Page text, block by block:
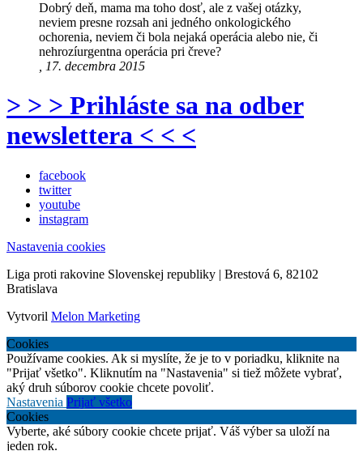
Dobrý deň, mama ma toho dosť, ale z vašej otázky,
neviem presne rozsah ani jedného onkologického
ochorenia, neviem či bola nejaká operácia alebo nie, či
nehrozíurgentna operácia pri čreve?
, 17. decembra 2015
> > > Prihláste sa na odber
newslettera < < <
facebook
twitter
youtube
instagram
Nastavenia cookies
Liga proti rakovine Slovenskej republiky | Brestová 6, 82102
Bratislava
Vytvoril Melon Marketing
Cookies
Používame cookies. Ak si myslíte, že je to v poriadku, kliknite na
"Prijať všetko". Kliknutím na "Nastavenia" si tiež môžete vybrať,
aký druh súborov cookie chcete povoliť.
Nastavenia Prijať všetko
Cookies
Vyberte, aké súbory cookie chcete prijať. Váš výber sa uloží na
jeden rok.